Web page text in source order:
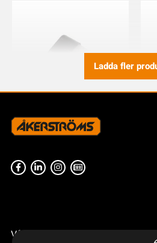
TRYCKSTRÖMSTÄLLARE
Ladda fler
Våra radiostyrningar – översikt